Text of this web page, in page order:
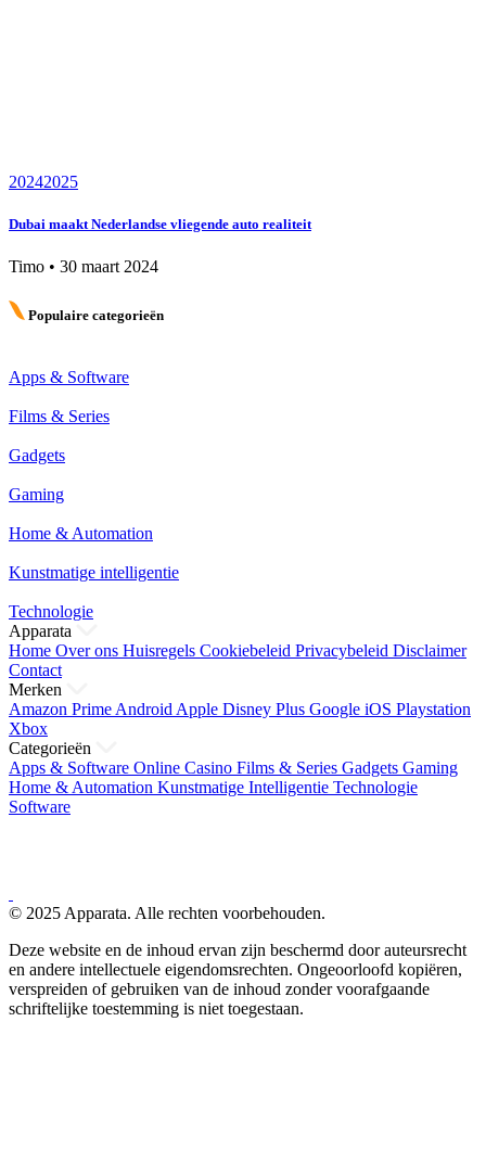
20242025
Dubai maakt Nederlandse vliegende auto realiteit
Timo • 30 maart 2024
Populaire categorieën
Apps & Software
Films & Series
Gadgets
Gaming
Home & Automation
Kunstmatige intelligentie
Technologie
Apparata
Home Over ons Huisregels Cookiebeleid Privacybeleid Disclaimer
Contact
Merken
Amazon Prime Android Apple Disney Plus Google iOS Playstation
Xbox
Categorieën
Apps & Software Online Casino Films & Series Gadgets Gaming
Home & Automation Kunstmatige Intelligentie Technologie
Software
© 2025 Apparata. Alle rechten voorbehouden.
Deze website en de inhoud ervan zijn beschermd door auteursrecht
en andere intellectuele eigendomsrechten. Ongeoorloofd kopiëren,
verspreiden of gebruiken van de inhoud zonder voorafgaande
schriftelijke toestemming is niet toegestaan.